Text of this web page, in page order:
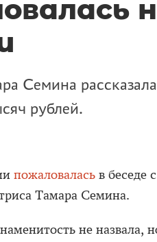
Семина
рублей.
пожаловалась в беседе
Тамара Семина.
не назвала,